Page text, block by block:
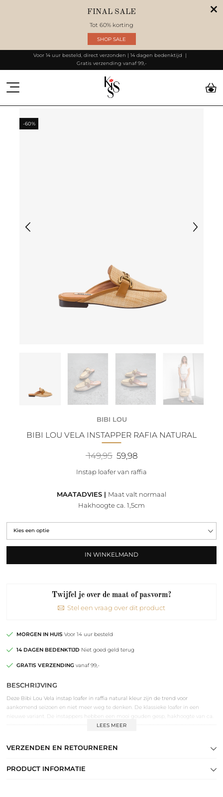
FINAL SALE
Tot 60% korting
SHOP SALE
Voor 14 uur besteld, direct verzonden | 14 dagen bedenktijd
Gratis verzending vanaf 99,-
-60%
BIBI LOU
BIBI LOU VELA INSTAPPER RAFIA NATURAL
149,95 Oorspronkelijke
prijs
was:
59,98Huidige
is:
Instap loafer van raffia
MAATADVIES | Maat valt normaal
Hakhoogte ca. 1,5cm
IN WINKELMAND
Twijfel je over de maat of pasvorm?
Stel een vraag over dit product
MORGEN IN HUIS Voor 14 uur besteld
14 DAGEN BEDENKTIJD Niet goed geld terug
GRATIS VERZENDINGvanaf 99,-
BESCHRIJVING
Deze Bibi Lou Vela instap loafer in raffia natural kleur zijn de trend voor
aankomend seizoen en niet meer weg te denken. De klassieke loafer in een
nieuwe variant. De instappers hebben een mooi gouden gesp, hakhoogte van ca.
1,5cm, zijn afgewerkt met cognac leren details, zijn aan de binnenzijde gemaakt
LEES MEER
VERZENDEN EN RETOURNEREN
PRODUCT INFORMATIE